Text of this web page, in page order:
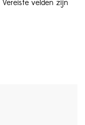
Vereiste velden zijn